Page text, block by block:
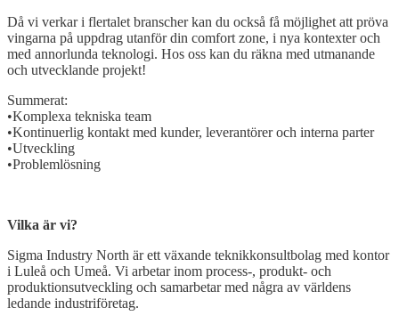
Då vi verkar i flertalet branscher kan du också få möjlighet att pröva
vingarna på uppdrag utanför din comfort zone, i nya kontexter och
med annorlunda teknologi. Hos oss kan du räkna med utmanande
och utvecklande projekt!
Summerat:
•Komplexa tekniska team
•Kontinuerlig kontakt med kunder, leverantörer och interna parter
•Utveckling
•Problemlösning
Vilka är vi?
Sigma Industry North är ett växande teknikkonsultbolag med kontor
i Luleå och Umeå. Vi arbetar inom process-, produkt- och
produktionsutveckling och samarbetar med några av världens
ledande industriföretag.